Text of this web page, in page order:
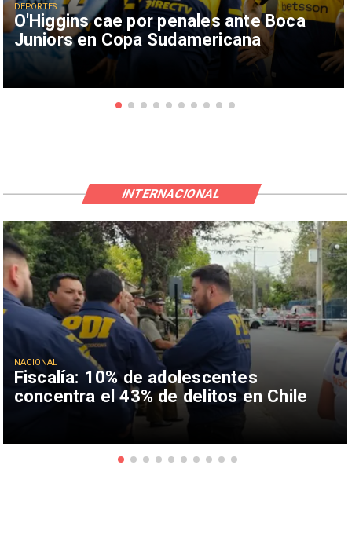
O'Higgins cae por penales ante Boca
Juniors en Copa Sudamericana
DEPORTES
Fiscalía: 10% de adolescentes
concentra el 43% de delitos en Chile
NACIONAL
INTERNACIONAL